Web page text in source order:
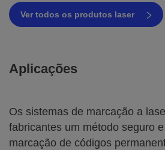
Ver todos os produtos laser
Aplicações
Os sistemas de marcação a
fabricantes um método seguro
marcação de códigos